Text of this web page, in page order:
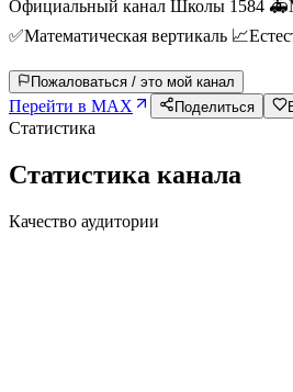
Официальный канал Школы 1584
✅Математическая вертикаль
Пожаловаться / это мой канал
Перейти в MAX Поделиться
Статистика
Статистика канала
Качество аудитории